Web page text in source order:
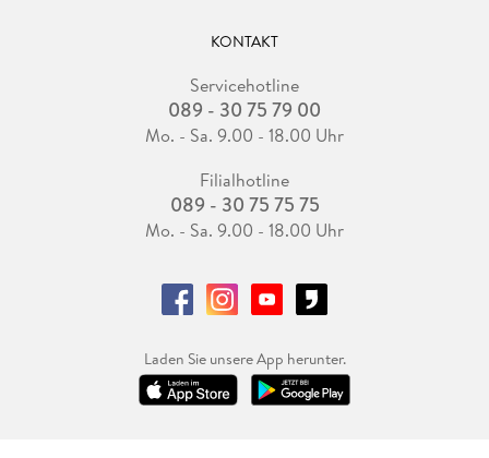
KONTAKT
Servicehotline
089 - 30 75 79 00
Mo. - Sa. 9.00 - 18.00 Uhr
Filialhotline
089 - 30 75 75 75
Mo. - Sa. 9.00 - 18.00 Uhr
Laden Sie unsere App herunter.